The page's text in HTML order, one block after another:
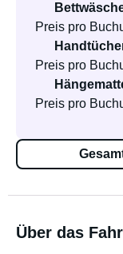
Preis pro
Preis pro
Preis pro
Über das